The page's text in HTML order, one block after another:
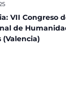
VII Congreso
de
(Valencia)